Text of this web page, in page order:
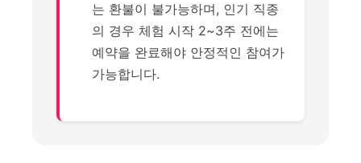
는 환불이 불가능하며, 인기 직종
의 경우 체험 시작 2~3주 전에는
예약을 완료해야 안정적인 참여가
가능합니다.